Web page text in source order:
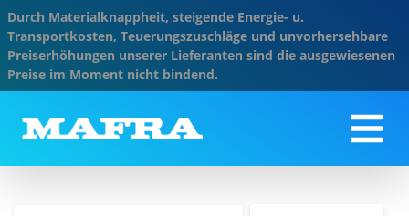
Durch Materialknappheit, steigende Energie- u.
Transportkosten, Teuerungszuschläge und unvorhersehbare
Preiserhöhungen unserer Lieferanten sind die ausgewiesenen
Preise im Moment nicht bindend.